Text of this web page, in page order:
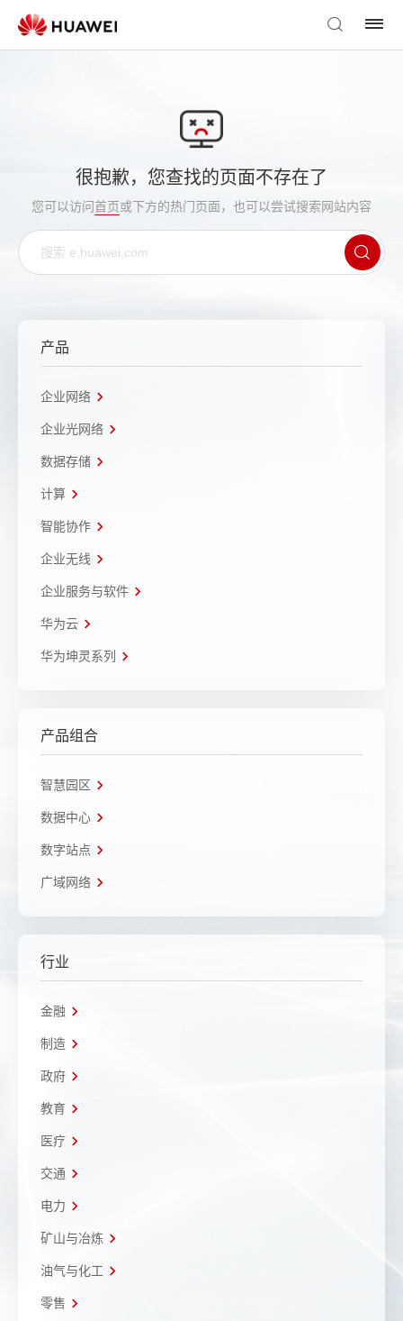
很抱歉，您查找的页面不存在了
您可以访问首页或下方的热门页面，也可以尝试搜索网站内容
产品
企业网络
企业光网络
数据存储
计算
智能协作
企业无线
企业服务与软件
华为云
华为坤灵系列
产品组合
智慧园区
数据中心
数字站点
广域网络
行业
金融
制造
政府
教育
医疗
交通
电力
矿山与冶炼
油气与化工
零售